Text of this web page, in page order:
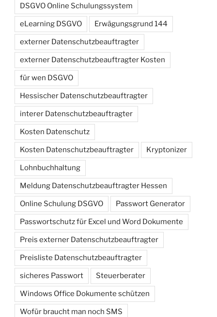
DSGVO Online Schulungssystem
eLearning DSGVO Erwägungsgrund 144
externer Datenschutzbeauftragter
externer Datenschutzbeauftragter Kosten
für wen DSGVO
Hessischer Datenschutzbeauftragter
interer Datenschutzbeauftragter
Kosten Datenschutz
Kosten Datenschutzbeauftragter Kryptonizer
Lohnbuchhaltung
Meldung Datenschutzbeauftragter Hessen
Online Schulung DSGVO Passwort Generator
Passwortschutz für Excel und Word Dokumente
Preis externer Datenschutzbeauftragter
Preisliste Datenschutzbeauftragter
sicheres Passwort Steuerberater
Windows Office Dokumente schützen
Wofür braucht man noch SMS